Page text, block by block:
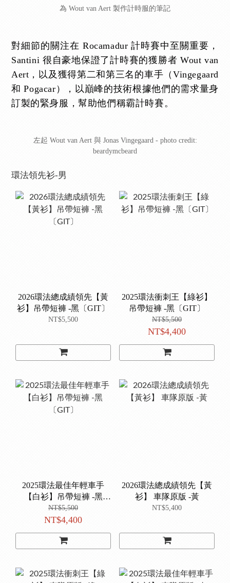
為 Wout van Aert 製作計時服的筆記
對細節的關注在 Rocamadur 計時賽中至關重要，
Santini 很自豪地保證了計時賽的獲勝者 Wout van
Aert，以及獲得第二和第三名的車手（Vingegaard
和 Pogacar），以巔峰的技術根據他們的需求量身
訂製的緊身服，幫助他們稱霸計時賽。
左起 Wout van Aert 與 Jonas Vingegaard - photo credit:
beardymcbeard
環法領先衫-男
2026環法總成績領先【黃
衫】吊帶短褲 -黑〔GIT〕
NT$5,500
2025環法衝刺王【綠衫】
吊帶短褲 -黑〔GIT〕
NT$5,500
NT$4,400
2025環法最佳年輕車手
【白衫】吊帶短褲 -黑
〔GIT〕
NT$5,500
NT$4,400
2026環法總成績領先【黃
衫】 車隊原版 -黃
NT$5,400